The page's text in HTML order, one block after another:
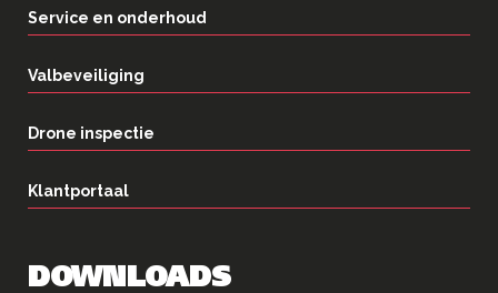
Service en onderhoud
Valbeveiliging
Drone inspectie
Klantportaal
DOWNLOADS